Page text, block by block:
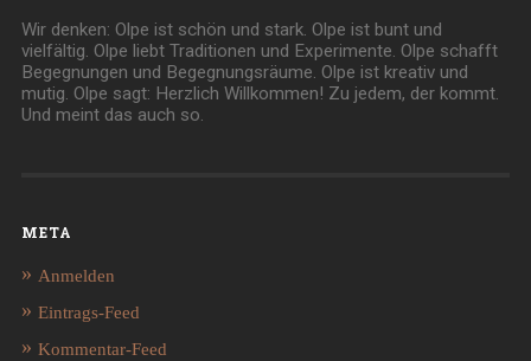
Wir denken: Olpe ist schön und stark. Olpe ist bunt und
vielfältig. Olpe liebt Traditionen und Experimente. Olpe schafft
Begegnungen und Begegnungsräume. Olpe ist kreativ und
mutig. Olpe sagt: Herzlich Willkommen! Zu jedem, der kommt.
Und meint das auch so.
META
Anmelden
Eintrags-Feed
Kommentar-Feed